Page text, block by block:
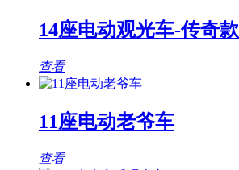
14座电动观光车-传奇款
查看
11座电动老爷车
查看